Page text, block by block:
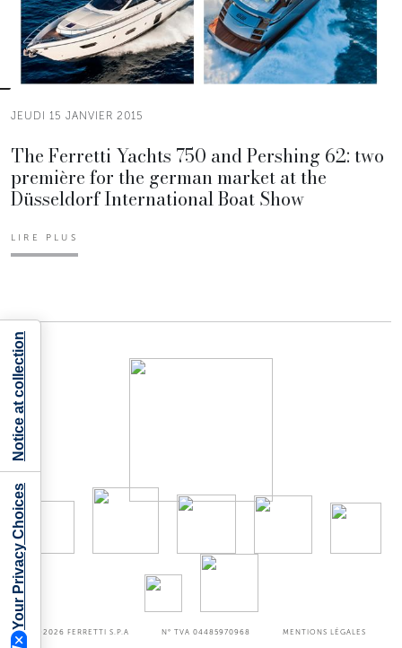
JEUDI 15 JANVIER 2015
The Ferretti Yachts 750 and Pershing 62: two
première for the german market at the
Düsseldorf International Boat Show
LIRE PLUS
©2026 FERRETTI S.P.A N° TVA 04485970968 MENTIONS LÉGALES
Your Privacy Choices
Notice at collection